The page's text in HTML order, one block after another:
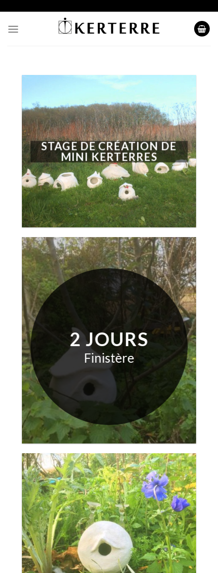
content
STAGE DE CRÉATION DE
MINI KERTERRES
2 JOURS
Finistère